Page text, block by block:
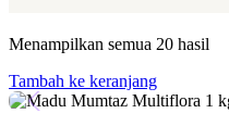
Menampilkan semua 20 hasil
Tambah ke keranjang